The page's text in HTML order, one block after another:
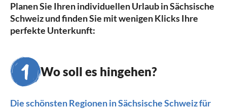
Planen Sie Ihren individuellen Urlaub in Sächsische
Schweiz und finden Sie mit wenigen Klicks Ihre
perfekte Unterkunft:
Wo soll es hingehen?
Die schönsten Regionen in Sächsische Schweiz für